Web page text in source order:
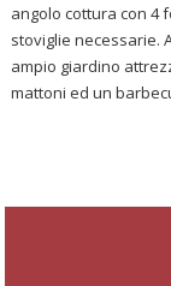
angolo cottura con 4
stoviglie necessarie.
ampio giardino
mattoni ed un